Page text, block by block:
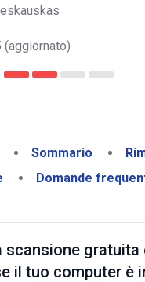
(aggiornato)
Sommario
Domande
scansione gratuita
il tuo computer è